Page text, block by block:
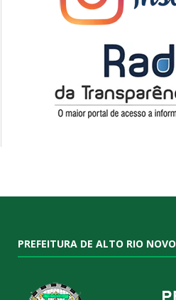
PREFEITURA DE ALTO RIO NOVO